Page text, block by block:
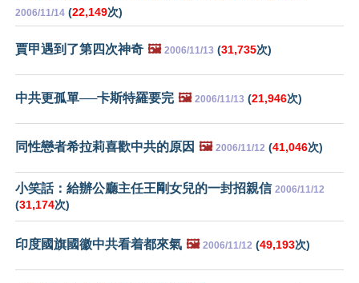
2006/11/14 (22,149次)
賈甲遇到了第四次神奇 🖼️ 2006/11/13 (31,735次)
中共更孤單──卡斯特羅要完 🖼️ 2006/11/13 (21,946次)
同性戀者希拉莉喜歡中共的原因 🖼️ 2006/11/12 (41,046次)
小笑話：給辦公廳主任王剛女兒的一封招親信 2006/11/12
(31,174次)
印度國旗國徽中共看着都來氣 🖼️ 2006/11/12 (49,193次)